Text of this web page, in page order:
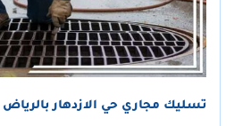
تسليك مجاري حي الازدهار بالرياض